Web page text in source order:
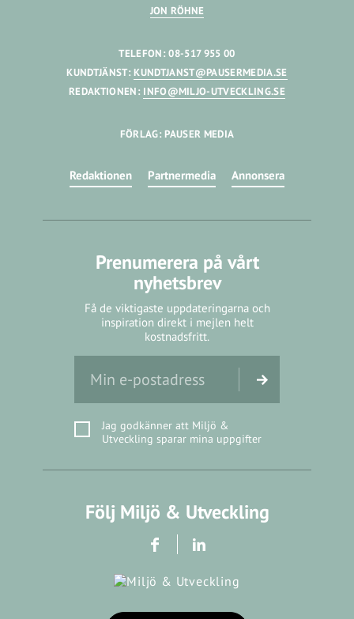
JON RÖHNE
TELEFON: 08-517 955 00
KUNDTJÄNST: KUNDTJANST@PAUSERMEDIA.SE
REDAKTIONEN: INFO@MILJO-UTVECKLING.SE
FÖRLAG: PAUSER MEDIA
Redaktionen Partnermedia Annonsera
Prenumerera på vårt
nyhetsbrev
Få de viktigaste uppdateringarna och
inspiration direkt i mejlen helt
kostnadsfritt.
Jag godkänner att Miljö &
Utveckling sparar mina uppgifter
Följ Miljö & Utveckling